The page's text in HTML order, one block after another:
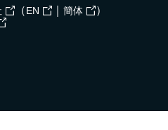
（EN 簡体 ）